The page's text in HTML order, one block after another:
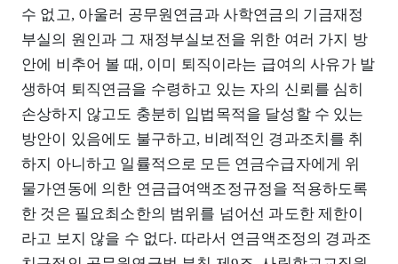
수 없고, 아울러 공무원연금과 사학연금의 기금재정
부실의 원인과 그 재정부실보전을 위한 여러 가지 방
안에 비추어 볼 때, 이미 퇴직이라는 급여의 사유가 발
생하여 퇴직연금을 수령하고 있는 자의 신뢰를 심히
손상하지 않고도 충분히 입법목적을 달성할 수 있는
방안이 있음에도 불구하고, 비례적인 경과조치를 취
하지 아니하고 일률적으로 모든 연금수급자에게 위
물가연동에 의한 연금급여액조정규정을 적용하도록
한 것은 필요최소한의 범위를 넘어선 과도한 제한이
라고 보지 않을 수 없다. 따라서 연금액조정의 경과조